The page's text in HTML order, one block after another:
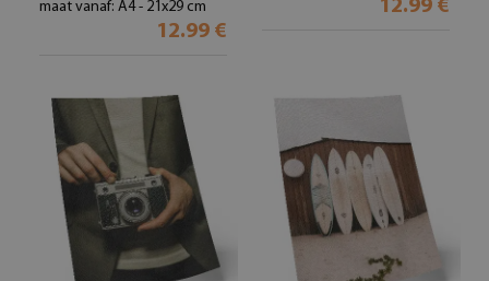
maat vanaf: A4 - 21x29 cm
12.99 €
12.99 €